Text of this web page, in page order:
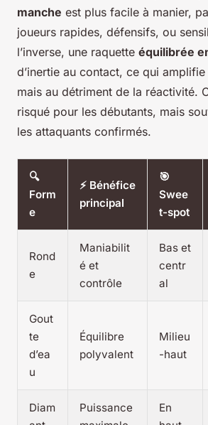
manche est plus facile à manier,
joueurs rapides, défensifs, ou
l’inverse, une raquette équilibrée
d’inertie au contact, ce qui
mais au détriment de la réactivité.
risqué pour les débutants, mais
les attaquants confirmés.
🔍
Form
e
⚡ Bénéfice
principal
🎯
Swee
t-spot
Rond
e
Maniabilit
é et
contrôle
Bas et
centr
al
Gout
te
d’ea
u
Équilibre
polyvalent
Milieu
-haut
Diam
Puissance
En